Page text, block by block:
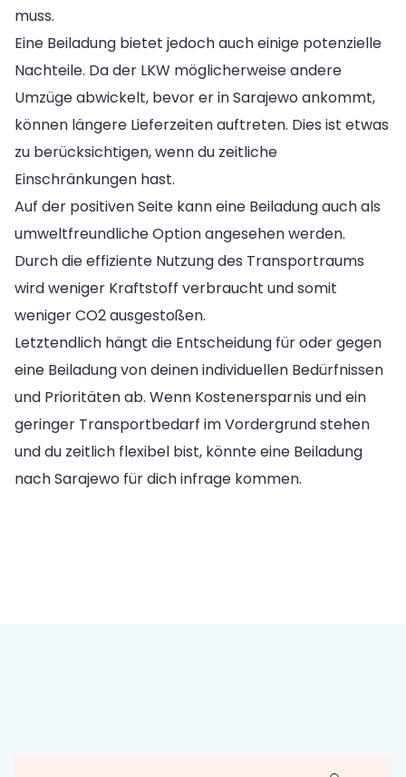
muss.
Eine Beiladung bietet jedoch auch einige potenzielle
Nachteile. Da der LKW möglicherweise andere
Umzüge abwickelt, bevor er in Sarajewo ankommt,
können längere Lieferzeiten auftreten. Dies ist etwas
zu berücksichtigen, wenn du zeitliche
Einschränkungen hast.
Auf der positiven Seite kann eine Beiladung auch als
umweltfreundliche Option angesehen werden.
Durch die effiziente Nutzung des Transportraums
wird weniger Kraftstoff verbraucht und somit
weniger CO2 ausgestoßen.
Letztendlich hängt die Entscheidung für oder gegen
eine Beiladung von deinen individuellen Bedürfnissen
und Prioritäten ab. Wenn Kostenersparnis und ein
geringer Transportbedarf im Vordergrund stehen
und du zeitlich flexibel bist, könnte eine Beiladung
nach Sarajewo für dich infrage kommen.